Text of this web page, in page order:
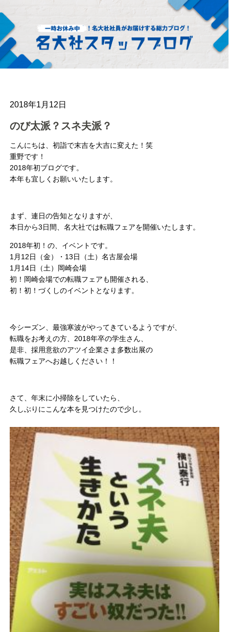
2018年1月12日
のび太派？スネ夫派？
こんにちは、初詣で末吉を大吉に変えた！笑
重野です！
2018年初ブログです。
本年も宜しくお願いいたします。
まず、連日の告知となりますが、
本日から3日間、名大社では転職フェアを開催いたします。
2018年初！の、イベントです。
1月12日（金）・13日（土）名古屋会場
1月14日（土）岡崎会場
初！岡崎会場での転職フェアも開催される、
初！初！づくしのイベントとなります。
今シーズン、最強寒波がやってきているようですが、
転職をお考えの方、2018年卒の学生さん、
是非、採用意欲のアツイ企業さま多数出展の
転職フェアへお越しください！！
さて、年末に小掃除をしていたら、
久しぶりにこんな本を見つけたので少し。